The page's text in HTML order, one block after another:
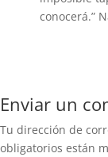
conocerá.”
Enviar un
Tu dirección de
obligatorios están